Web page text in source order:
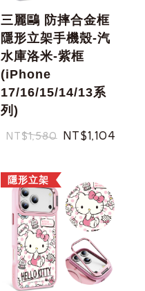
三麗鷗 防摔合金框
隱形立架手機殼-汽
水庫洛米-紫框
(iPhone
17/16/15/14/13系
列)
NT$1,580 NT$1,104
隱形立架